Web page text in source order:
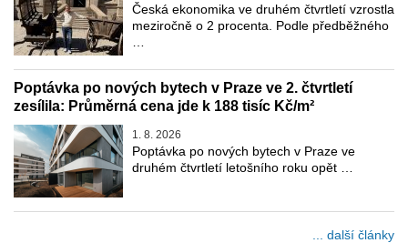
Česká ekonomika ve druhém čtvrtletí vzrostla
meziročně o 2 procenta. Podle předběžného
Poptávka po nových bytech v Praze ve 2. čtvrtletí
zesílila: Průměrná cena jde k 188 tisíc Kč/m²
1. 8. 2026
Poptávka po nových bytech v Praze ve
druhém čtvrtletí letošního roku opět …
... další články